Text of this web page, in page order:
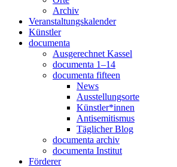
Archiv
Veranstaltungskalender
Künstler
documenta
Ausgerechnet Kassel
documenta 1–14
documenta fifteen
News
Ausstellungsorte
Künstler*innen
Antisemitismus
Täglicher Blog
documenta archiv
documenta Institut
Förderer